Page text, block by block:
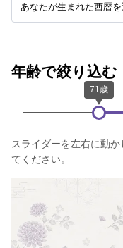
年齢で絞り込む
スライダーを左右に動
てください。